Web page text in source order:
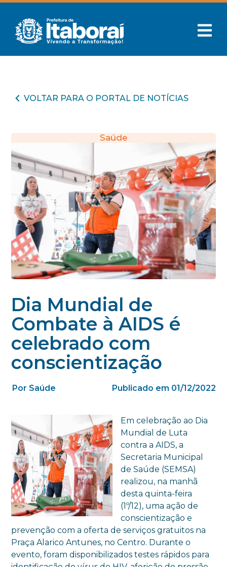
VOLTAR PARA O PORTAL DE NOTÍCIAS
Saúde
Dia Mundial de
Combate à AIDS é
celebrado com
conscientização
Por Saúde Publicado em 01/12/2022
Em celebração ao Dia
Mundial de Luta
contra a AIDS, a
Secretaria Municipal
de Saúde (SEMSA)
realizou, na manhã
desta quinta-feira
(1º/12), uma ação de
conscientização e
prevenção com a oferta de serviços gratuitos na
Praça Alarico Antunes, no Centro. Durante o
evento, foram disponibilizados testes rápidos para